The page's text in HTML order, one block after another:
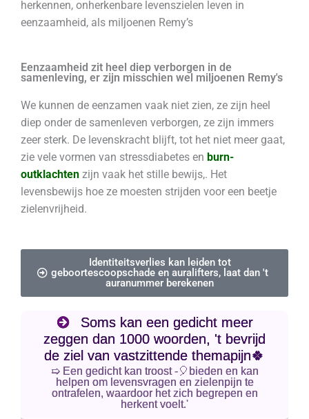
herkennen, onherkenbare levenszielen leven in
eenzaamheid, als miljoenen Remy’s
Eenzaamheid zit heel diep verborgen in de
samenleving, er zijn misschien wel miljoenen Remy's
We kunnen de eenzamen vaak niet zien, ze zijn heel
diep onder de samenleven verborgen, ze zijn immers
zeer sterk. De levenskracht blijft, tot het niet meer gaat,
zie vele vormen van stressdiabetes en burn-
outklachten zijn vaak het stille bewijs,. Het
levensbewijs hoe ze moesten strijden voor een beetje
zielenvrijheid.
Identiteitsverlies kan leiden tot
geboortescoopschade en auralifters, laat dan 't
auranummer berekenen
Soms kan een gedicht meer
zeggen dan 1000 woorden, 't bevrijd
de ziel van vastzittende themapijn🍀
➯ Een gedicht kan troost -🎈bieden en kan
helpen om levensvragen en zielenpijn te
ontrafelen, waardoor het zich begrepen en
herkent voelt.'